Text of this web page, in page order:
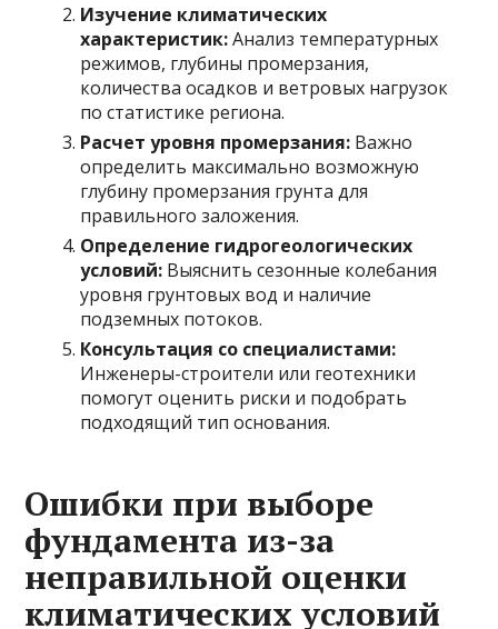
Изучение климатических
характеристик:Анализ температурных
режимов, глубины промерзания,
количества осадков и ветровых нагрузок
по статистике региона.
Расчет уровня промерзания: Важно
определить максимально возможную
глубину промерзания грунта для
правильного заложения.
Определение гидрогеологических
условий: Выяснить сезонные колебания
уровня грунтовых вод и наличие
подземных потоков.
Консультация со специалистами:
Инженеры-строители или геотехники
помогут оценить риски и подобрать
подходящий тип основания.
Ошибки при выборе
фундамента из-за
неправильной оценки
климатических условий